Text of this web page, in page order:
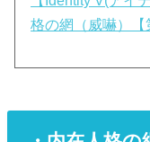
格の網（威嚇）【